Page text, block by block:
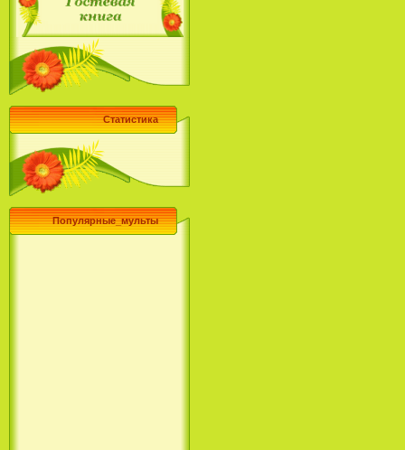
Статистика
Популярные_мульты